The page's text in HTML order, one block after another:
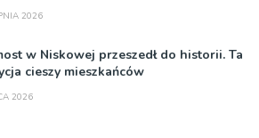
2026
w Niskowej przeszedł do historii. Ta
cieszy mieszkańców
2026